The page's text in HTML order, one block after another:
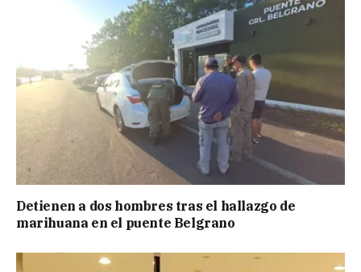
Detienen a dos hombres tras el hallazgo de
marihuana en el puente Belgrano